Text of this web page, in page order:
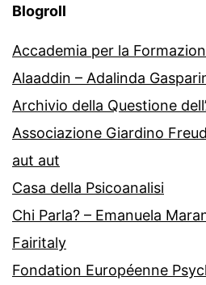
Blogroll
Accademia per la
Alaaddin – Adalinda
Archivio della Questione
Associazione Giardino
aut aut
Casa della Psicoanalisi
Chi Parla? – Emanuela
Fairitaly
Fondation Européenne